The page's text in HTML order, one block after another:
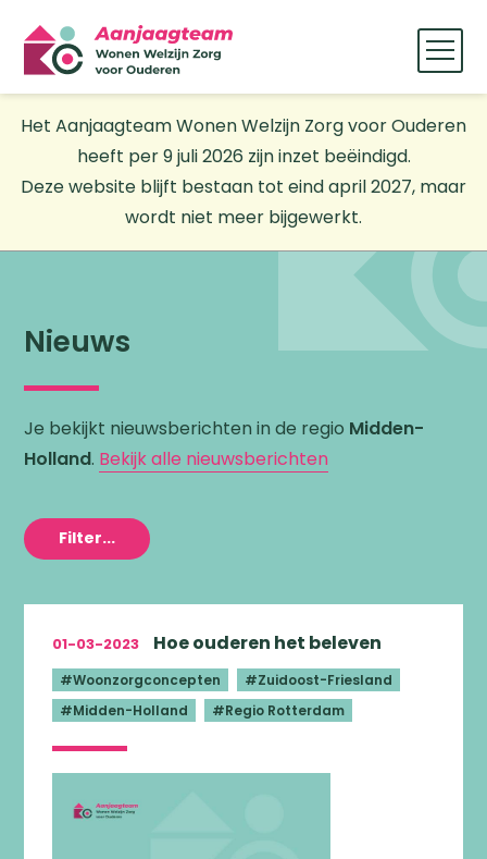
Het Aanjaagteam Wonen Welzijn Zorg voor Ouderen
heeft per 9 juli 2026 zijn inzet beëindigd.
Deze website blijft bestaan tot eind april 2027, maar
wordt niet meer bijgewerkt.
Nieuws
Je bekijkt nieuwsberichten in de regio Midden-
Holland. Bekijk alle nieuwsberichten
Filter...
01-03-2023 Hoe ouderen het beleven
Woonzorgconcepten
Zuidoost-Friesland
Midden-Holland
Regio Rotterdam